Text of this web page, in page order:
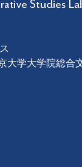
学大学院総合